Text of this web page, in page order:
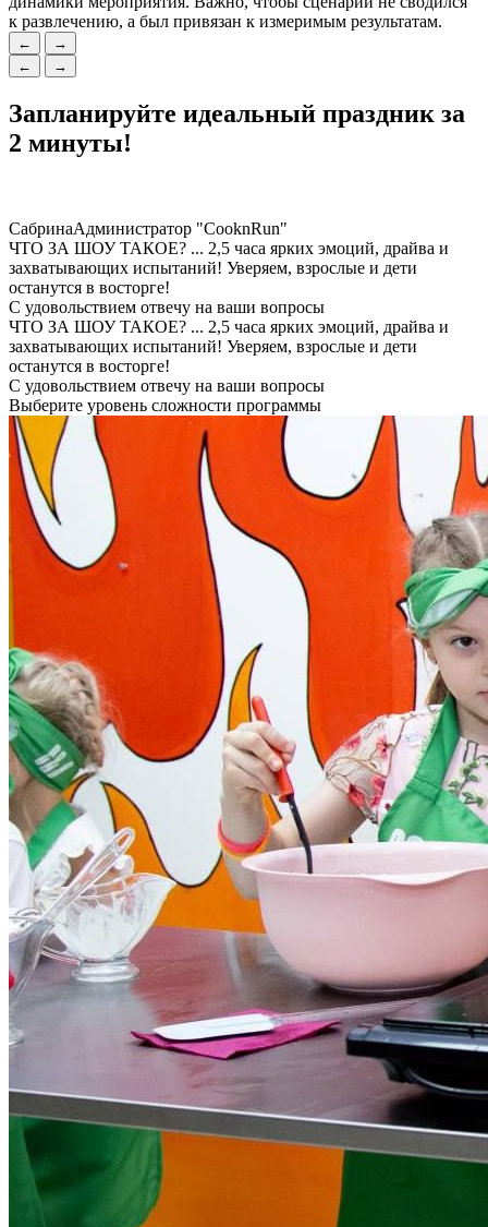
к развлечению, а был привязан к измеримым результатам.
←
→
←
→
Запланируйте идеальный праздник за
2 минуты!
СабринаАдминистратор "CooknRun"
ЧТО ЗА ШОУ ТАКОЕ? ... 2,5 часа ярких эмоций, драйва и
захватывающих испытаний! Уверяем, взрослые и дети
останутся в восторге!
С удовольствием отвечу на ваши вопросы
ЧТО ЗА ШОУ ТАКОЕ? ... 2,5 часа ярких эмоций, драйва и
захватывающих испытаний! Уверяем, взрослые и дети
останутся в восторге!
С удовольствием отвечу на ваши вопросы
Выберите уровень сложности программы